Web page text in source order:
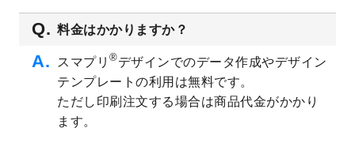
2023/8/18
チケットのデザインテンプレートを追加し
ました。
2023/8/7
【新商品】チケット
が作成できるようにな
りました！
美容・エステのチラシデザインテンプレー
トを追加しました。
料金はかかりますか？
スマプリ ®デザインでのデータ作成やデザイン
テンプレートの利用は無料です。
ただし印刷注文する場合は商品代金がかかり
ます。